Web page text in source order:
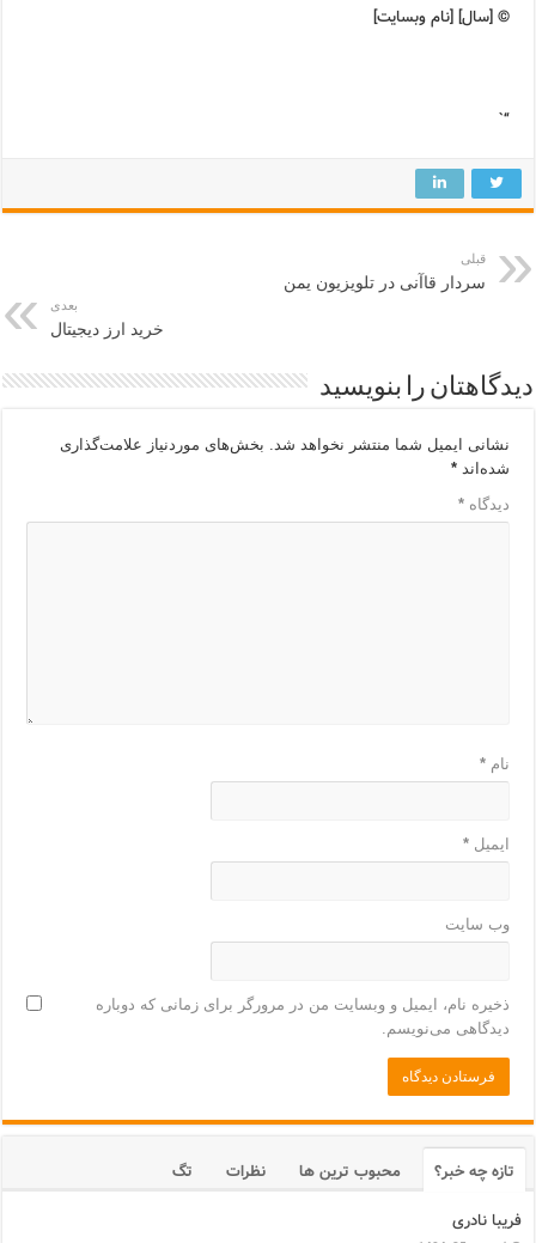
© [سال] [نام وبسایت]
“`
قبلی
سردار قاآنی در تلویزیون یمن
بعدی
خرید ارز دیجیتال
دیدگاهتان را بنویسید
نشانی ایمیل شما منتشر نخواهد شد.
بخش‌های موردنیاز علامت‌گذاری
شده‌اند*
دیدگاه*
نام*
ایمیل*
وب‌ سایت
ذخیره نام، ایمیل و وبسایت من در مرورگر برای زمانی که دوباره
دیدگاهی می‌نویسم.
تازه چه خبر؟ محبوب ترین ها نظرات
تگ
فریبا نادری